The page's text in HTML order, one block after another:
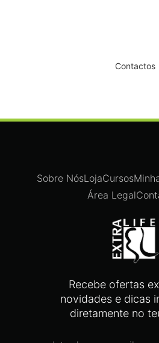
Contactos
Recebe ofertas
novidades e dicas
diretamente no
Sobre NósLojaCursos
Área Legal